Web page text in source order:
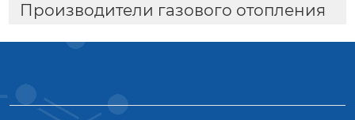
Производители газового отопления